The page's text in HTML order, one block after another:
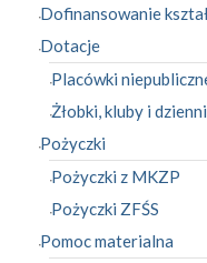
Dofinansowanie
Dotacje
Placówki
Żłobki, kluby i
Pożyczki
Pożyczki z MKZP
Pożyczki ZFŚS
Pomoc materialna